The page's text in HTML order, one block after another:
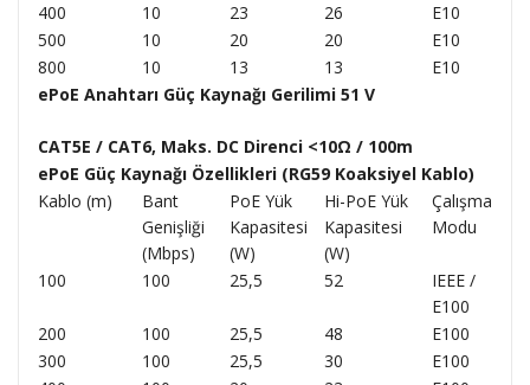
400
10 23 26
E10
500
10 20 20
E10
800
10 13 13
E10
ePoE Anahtarı Güç Kaynağı Gerilimi 51 V
CAT5E / CAT6, Maks. DC Direnci <10Ω / 100m
ePoE Güç Kaynağı Özellikleri (RG59 Koaksiyel Kablo)
Kablo (m)
Bant
Genişliği
(Mbps)
PoE Yük
Kapasitesi
(W)
Hi-PoE Yük
Kapasitesi
(W)
Çalışma
Modu
100 100 25,5 52
IEEE /
E100
200
100 25,5 48
E100
300
100 25,5 30
E100